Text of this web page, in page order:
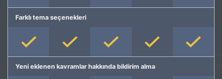
Farklı tema seçenekleri
Yeni eklenen kavramlar hakkında bildirim alma